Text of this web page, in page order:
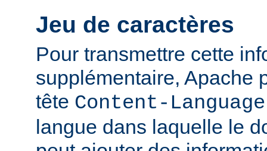
Jeu de caractères
Pour transmettre cette
supplémentaire, Apache
tête Content-Language
langue dans laquelle le